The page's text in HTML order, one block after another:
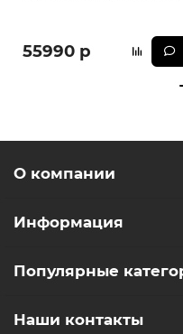
55990 р
О компании
Информация
Популярные
Наши контакты